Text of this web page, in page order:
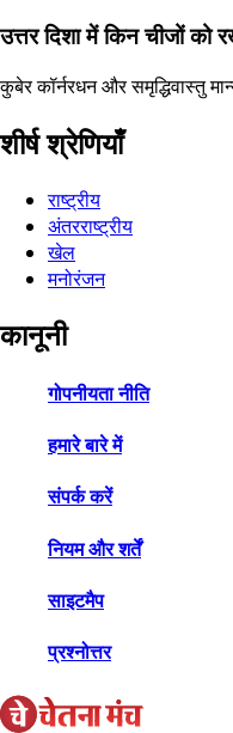
उत्तर दिशा में किन चीजों को
कुबेर कॉर्नरधन और समृद्धिवास्तु
शीर्ष श्रेणियाँ
राष्ट्रीय
अंतरराष्ट्रीय
खेल
मनोरंजन
कानूनी
गोपनीयता नीति
हमारे बारे में
संपर्क करें
नियम और शर्तें
साइटमैप
प्रश्नोत्तर